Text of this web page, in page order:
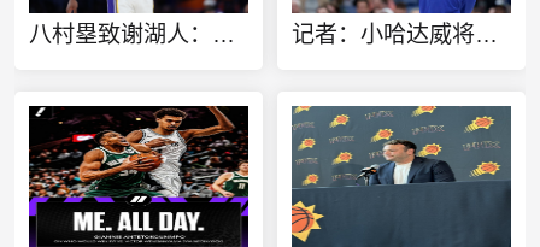
八村塁致谢湖人：感谢这三年的支持 我将永远铭记一起创造的回忆 记者：小哈达威将在热火身穿10号 老哈达威已改变主意同意让号